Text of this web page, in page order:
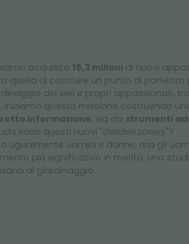
acquisito 18,3 milioni di nuovi
quella di costruire un punto di
dei veri e propri appassionati,
Iniziamo questa missione costruendo
informazione, sia da strumenti
sono questi nuovi "Garden Lovers"?
ugualmente uomini e donne, ma gli
più significativo in merito. Uno
al giardinaggio.